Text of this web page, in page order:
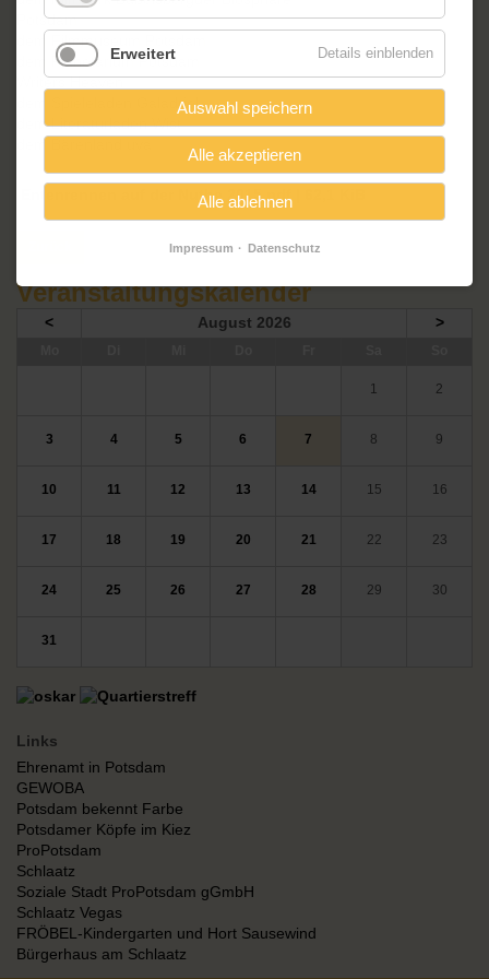
Potsdam
dem Filmmuseum Potsdam
dem Planetarium Potsdam
Writers Heaven
dem Spieleladen Galadriel
dem Literaturladen Wist
dem Bärenland uva
Entenrennen auf der Nuthe 2015.pdf
Veranstaltungskalender
< August 2026 >
1 2
3 4 5 6 7 8 9
10 11 12 13 14 15 16
17 18 19 20 21 22 23
24 25 26 27 28 29 30
31
Links
Ehrenamt in Potsdam
GEWOBA
Potsdam bekennt Farbe
Potsdamer Köpfe im Kiez
ProPotsdam
Schlaatz
Soziale Stadt ProPotsdam gGmbH
Schlaatz Vegas
FRÖBEL-Kindergarten und Hort Sausewind
Bürgerhaus am Schlaatz
Erweitert Details einblenden
Auswahl speichern
Alle akzeptieren
Alle ablehnen
Impressum Datenschutz